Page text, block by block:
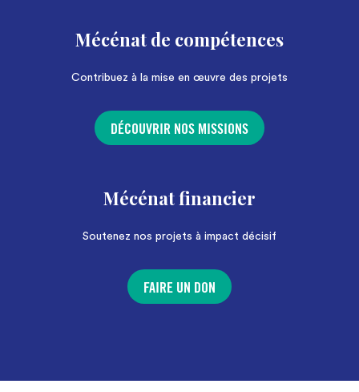
Mécénat de compétences
Contribuez à la mise en œuvre des projets
DÉCOUVRIR NOS MISSIONS
Mécénat financier
Soutenez nos projets à impact décisif
FAIRE UN DON